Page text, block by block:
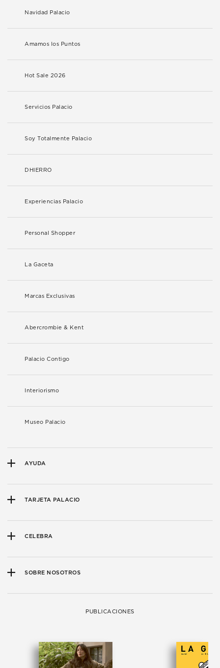
Navidad Palacio
Amamos los Puntos
Hot Sale 2026
Servicios Palacio
Soy Totalmente Palacio
DHIERRO
Experiencias Palacio
Personal Shopper
La Gaceta
Marcas Exclusivas
Abercrombie & Kent
Palacio Contigo
Interiorismo
Museo Palacio
AYUDA
TARJETA PALACIO
CELEBRA
SOBRE NOSOTROS
PUBLICACIONES